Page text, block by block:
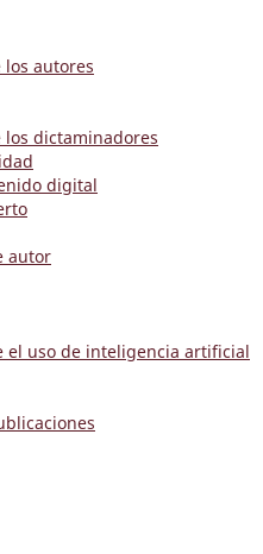
los autores
los dictaminadores
digital
autor
el uso de inteligencia artificial